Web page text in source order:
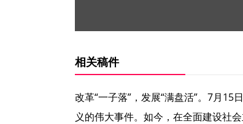
相关稿件
改革“一子落”，发展“满盘活”。7月
义的伟大事件。如今，在全面建设社